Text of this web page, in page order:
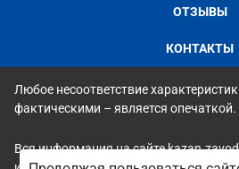
ОТЗЫВЫ
КОНТАКТЫ
Любое несоответствие
фактическими – является опечаткой.
Вся информация на сайте